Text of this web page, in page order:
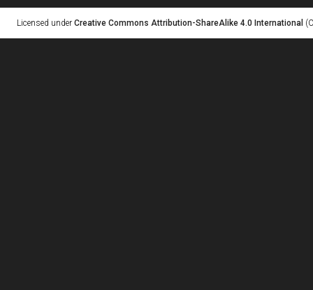
Licensed under Creative Commons Attribution-ShareAlike 4.0 International